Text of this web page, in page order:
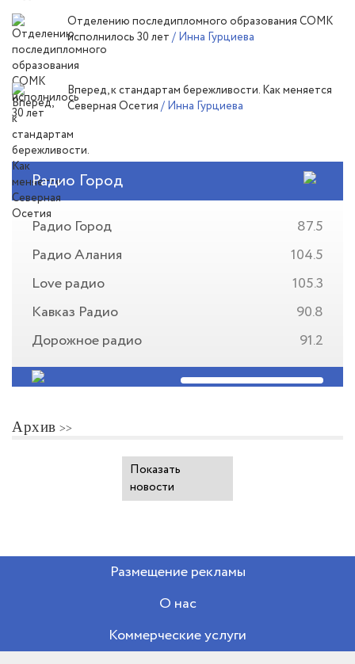
Отделению последипломного образования СОМК
исполнилось 30 лет / Инна Гурциева
Вперед, к стандартам бережливости. Как меняется
Северная Осетия / Инна Гурциева
Радио Город
Радио Город
87.5
Радио Алания
104.5
Love радио
105.3
Кавказ Радио
90.8
Дорожное радио
91.2
Архив
Показать
новости
Размещение рекламы
О нас
Коммерческие услуги